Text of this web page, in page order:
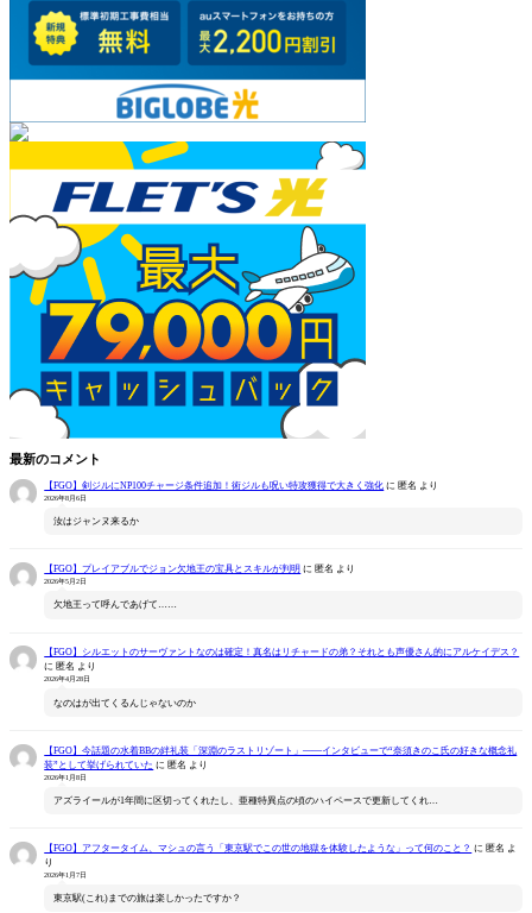
最新のコメント
【FGO】剣ジルにNP100チャージ条件追加！術ジルも呪い特攻獲得で大きく強化 に 匿名 より
2026年8月6日
汝はジャンヌ来るか
【FGO】プレイアブルでジョン欠地王の宝具とスキルが判明 に 匿名 より
2026年5月2日
欠地王って呼んであげて……
【FGO】シルエットのサーヴァントなのは確定！真名はリチャードの弟？それとも声優さん的にアルケイデス？
に 匿名 より
2026年4月28日
なのはが出てくるんじゃないのか
【FGO】今話題の水着BBの絆礼装「深淵のラストリゾート」――インタビューで“奈須きのこ氏の好きな概念礼
装”として挙げられていた に 匿名 より
2026年1月8日
アズライールが1年間に区切ってくれたし、亜種特異点の頃のハイペースで更新してくれ…
【FGO】アフタータイム、マシュの言う「東京駅でこの世の地獄を体験したような」って何のこと？ に 匿名 よ
り
2026年1月7日
東京駅(これ)までの旅は楽しかったですか？